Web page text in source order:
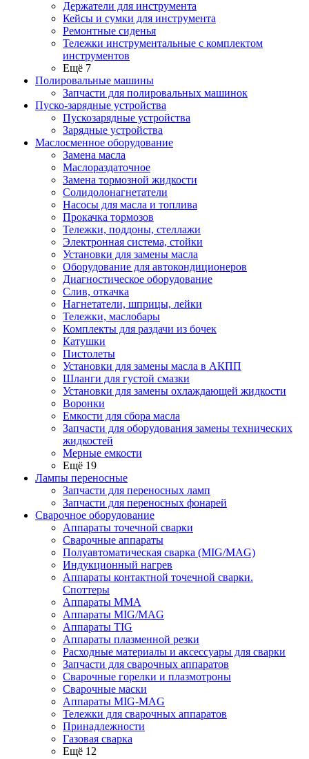
Держатели для инструмента
Кейсы и сумки для инструмента
Ремонтные сиденья
Тележки инструментальные с комплектом
инструментов
Ещё 7
Полировальные машины
Запчасти для полировальных машинок
Пуско-зарядные устройства
Пускозарядные устройства
Зарядные устройства
Маслосменное оборудование
Замена масла
Маслораздаточное
Замена тормозной жидкости
Солидолонагнетатели
Насосы для масла и топлива
Прокачка тормозов
Тележки, поддоны, стеллажи
Электронная система, стойки
Установки для замены масла
Оборудование для автокондиционеров
Диагностическое оборудование
Слив, откачка
Нагнетатели, шприцы, лейки
Тележки, маслобары
Комплекты для раздачи из бочек
Катушки
Пистолеты
Установки для замены масла в АКПП
Шланги для густой смазки
Установки для замены охлаждающей жидкости
Воронки
Емкости для сбора масла
Запчасти для оборудования замены технических
жидкостей
Мерные емкости
Ещё 19
Лампы переносные
Запчасти для переносных ламп
Запчасти для переносных фонарей
Сварочное оборудование
Аппараты точечной сварки
Сварочные аппараты
Полуавтоматическая сварка (MIG/MAG)
Индукционный нагрев
Аппараты контактной точечной сварки.
Споттеры
Аппараты MMA
Аппараты MIG/MAG
Аппараты TIG
Аппараты плазменной резки
Расходные материалы и аксессуары для сварки
Запчасти для сварочных аппаратов
Сварочные горелки и плазмотроны
Сварочные маски
Аппараты MIG-MAG
Тележки для сварочных аппаратов
Принадлежности
Газовая сварка
Ещё 12